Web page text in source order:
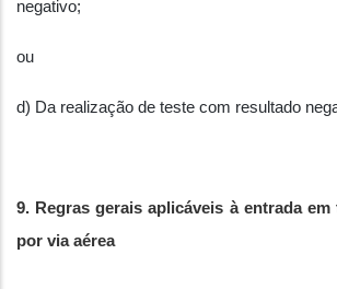
negativo;
ou
d) Da realização de teste com resultado
9. Regras gerais aplicáveis à entrada
por via aérea